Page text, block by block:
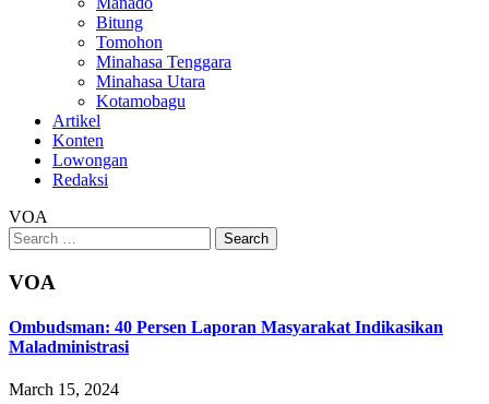
Bitung
Tomohon
Minahasa Tenggara
Minahasa Utara
Kotamobagu
Artikel
Konten
Lowongan
Redaksi
VOA
Search
for:
VOA
Ombudsman: 40 Persen Laporan Masyarakat Indikasikan
Maladministrasi
March 15, 2024